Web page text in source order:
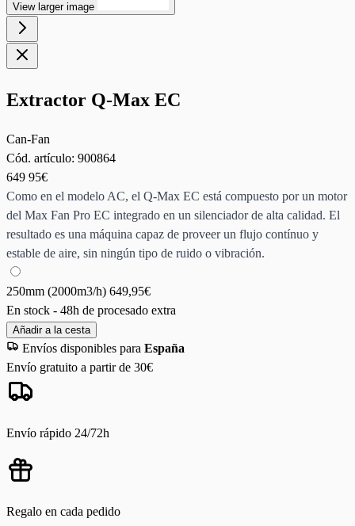
View larger image
Extractor Q-Max EC
Can-Fan
Cód. artículo: 900864
649 95€
Como en el modelo AC, el Q-Max EC está compuesto por un motor
del Max Fan Pro EC integrado en un silenciador de alta calidad. El
resultado es una máquina capaz de proveer un flujo contínuo y
estable de aire, sin ningún tipo de ruido o vibración.
250mm (2000m3/h) 649,95€
En stock - 48h de procesado extra
Añadir a la cesta
Envíos disponibles para España
Envío gratuito a partir de 30€
Envío rápido 24/72h
Regalo en cada pedido